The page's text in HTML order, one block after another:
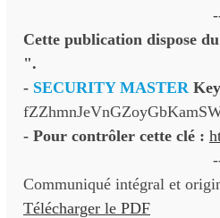
Cette publication dispose
".
- SECURITY MASTER
- Pour contrôler cette clé :
Communiqué intégral et
Télécharger le PDF